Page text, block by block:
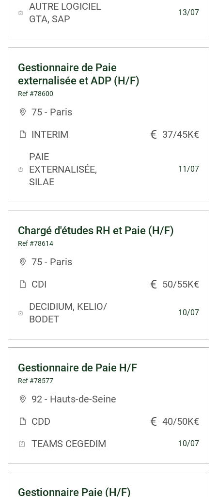
AUTRE LOGICIEL
GTA, SAP
13/07
Gestionnaire de Paie
externalisée et ADP (H/F)
Ref #78600
75 - Paris
INTERIM
37/45K€
PAIE
EXTERNALISÉE,
SILAE
11/07
Chargé d'études RH et Paie (H/F)
Ref #78614
75 - Paris
CDI
50/55K€
DECIDIUM, KELIO/
BODET
10/07
Gestionnaire de Paie H/F
Ref #78577
92 - Hauts-de-Seine
CDD
40/50K€
TEAMS CEGEDIM
10/07
Gestionnaire Paie (H/F)